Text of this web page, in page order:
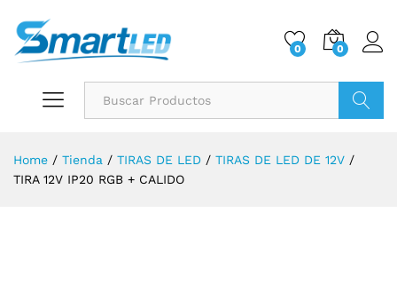
0 0
Home / Tienda / TIRAS DE LED / TIRAS DE LED DE 12V /
TIRA 12V IP20 RGB + CALIDO